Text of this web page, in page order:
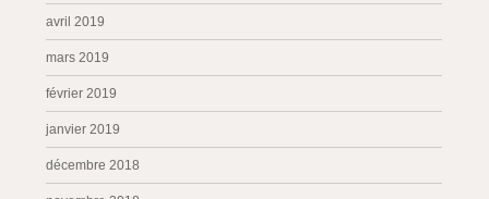
avril 2019
mars 2019
février 2019
janvier 2019
décembre 2018